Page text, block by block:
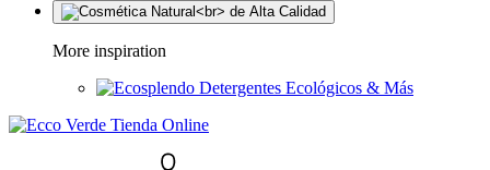
More inspiration
Detergentes Ecológicos & Más